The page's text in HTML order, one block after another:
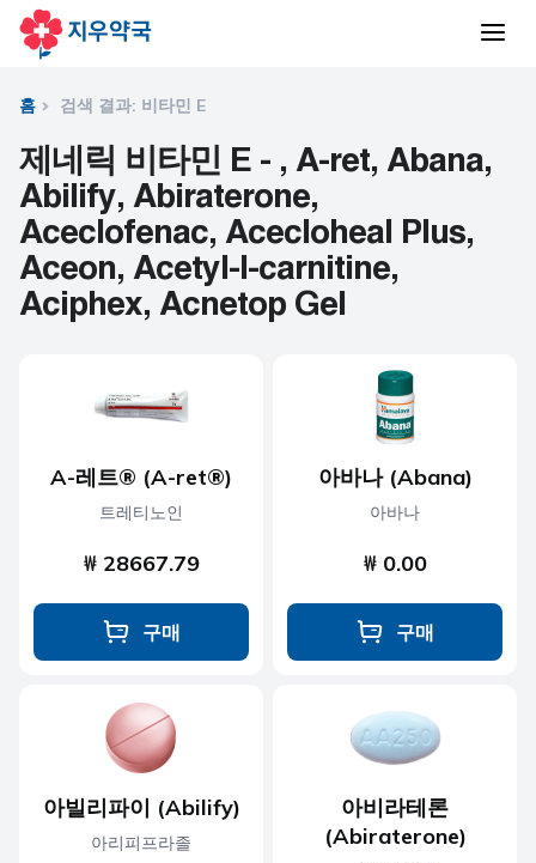
홈 검색 결과: 비타민 E
제네릭 비타민 E - , A-ret, Abana,
Abilify, Abiraterone,
Aceclofenac, Acecloheal Plus,
Aceon, Acetyl-l-carnitine,
Aciphex, Acnetop Gel
A-레트® (A-ret®)
트레티노인
₩ 28667.79
구매
아바나 (Abana)
아바나
₩ 0.00
구매
아빌리파이 (Abilify)
아리피프라졸
아비라테론
(Abiraterone)